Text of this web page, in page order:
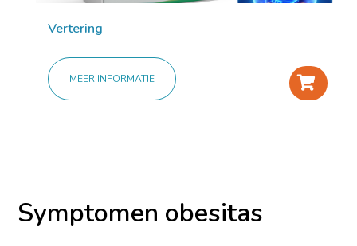
Vertering
MEER INFORMATIE +
Symptomen obesitas